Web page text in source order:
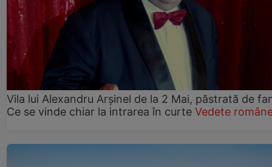
Vila lui Alexandru Arșinel de la 2 Mai, păstrată de
Ce se vinde chiar la intrarea în curte Vedete